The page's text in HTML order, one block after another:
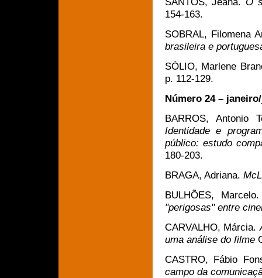
154-163.
SOBRAL, Filomena
brasileira e
SÓLIO, Marlene
p. 112-129.
Número 24 –
BARROS, Antonio
Identidade e
público: estudo
180-203.
BRAGA, Adriana.
BULHÕES,
"perigosas" entre
CARVALHO, Márcia.
uma análise do filme
CASTRO, Fábio
campo da